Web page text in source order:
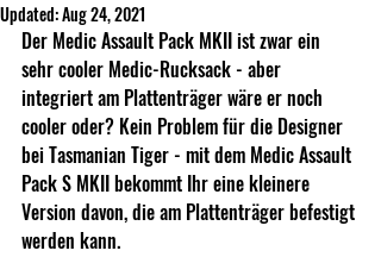
Updated:Aug 24, 2021
Der Medic Assault Pack MKII ist zwar ein
sehr cooler Medic-Rucksack - aber
integriert am Plattenträger wäre er noch
cooler oder? Kein Problem für die Designer
bei Tasmanian Tiger - mit dem Medic Assault
Pack S MKII bekommt Ihr eine kleinere
Version davon, die am Plattenträger befestigt
werden kann.